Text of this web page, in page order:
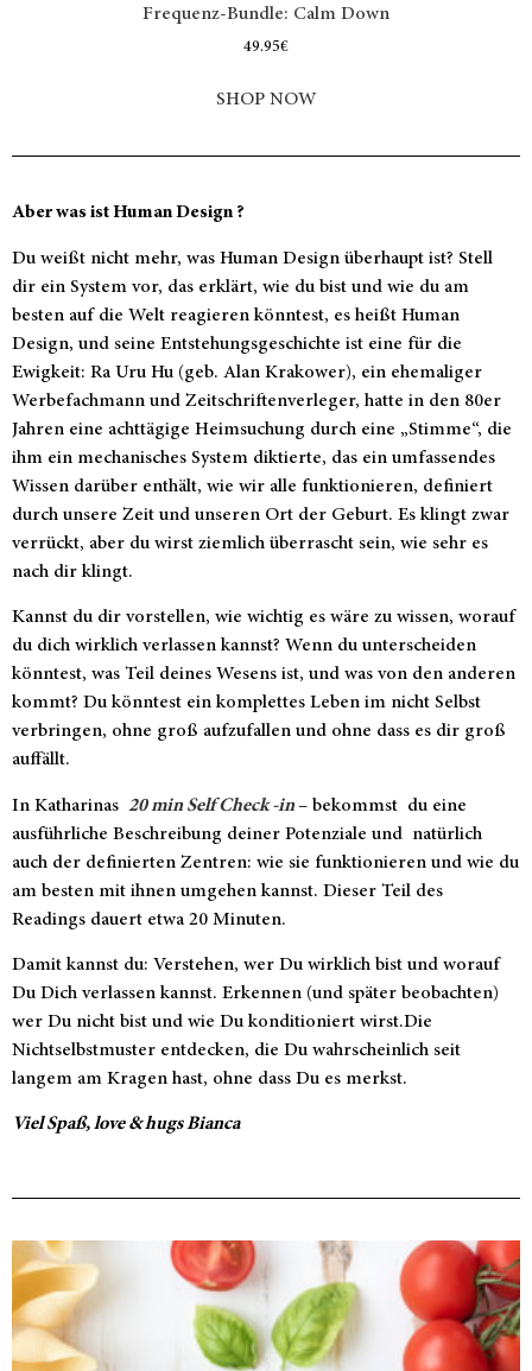
Aber was ist Human Design ?
Du weißt nicht mehr, was Human Design überhaupt ist? Stell
dir ein System vor, das erklärt, wie du bist und wie du am
besten auf die Welt reagieren könntest, es heißt Human
Design, und seine Entstehungsgeschichte ist eine für die
Ewigkeit: Ra Uru Hu (geb. Alan Krakower), ein ehemaliger
Werbefachmann und Zeitschriftenverleger, hatte in den 80er
Jahren eine achttägige Heimsuchung durch eine „Stimme“, die
ihm ein mechanisches System diktierte, das ein umfassendes
Wissen darüber enthält, wie wir alle funktionieren, definiert
durch unsere Zeit und unseren Ort der Geburt. Es klingt zwar
verrückt, aber du wirst ziemlich überrascht sein, wie sehr es
nach dir klingt.
Kannst du dir vorstellen, wie wichtig es wäre zu wissen, worauf
du dich wirklich verlassen kannst? Wenn du unterscheiden
könntest, was Teil deines Wesens ist, und was von den anderen
kommt? Du könntest ein komplettes Leben im nicht Selbst
verbringen, ohne groß aufzufallen und ohne dass es dir groß
auffällt.
In Katharinas 20 min Self Check -in– bekommst du eine
ausführliche Beschreibung deiner Potenziale und natürlich
auch der definierten Zentren: wie sie funktionieren und wie du
am besten mit ihnen umgehen kannst. Dieser Teil des
Readings dauert etwa 20 Minuten.
Damit kannst du: Verstehen, wer Du wirklich bist und worauf
Du Dich verlassen kannst. Erkennen (und später beobachten)
wer Du nicht bist und wie Du konditioniert wirst.Die
Nichtselbstmuster entdecken, die Du wahrscheinlich seit
langem am Kragen hast, ohne dass Du es merkst.
Viel Spaß,love & hugsBianca
Frequenz-Bundle: Calm Down
49.95€
SHOP NOW